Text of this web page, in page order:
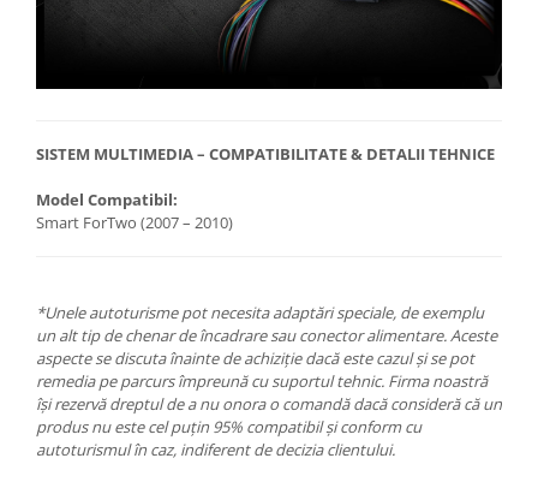
SISTEM MULTIMEDIA – COMPATIBILITATE & DETALII TEHNICE
Model Compatibil:
Smart ForTwo (2007 – 2010)
*Unele autoturisme pot necesita adaptări speciale, de exemplu
un alt tip de chenar de încadrare sau conector alimentare. Aceste
aspecte se discuta înainte de achiziție dacă este cazul și se pot
remedia pe parcurs împreună cu suportul tehnic. Firma noastră
își rezervă dreptul de a nu onora o comandă dacă consideră că un
produs nu este cel puțin 95% compatibil și conform cu
autoturismul în caz, indiferent de decizia clientului.